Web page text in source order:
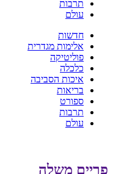
תרבות
עולם
חדשות
אלימות מגדרית
פוליטיקה
כלכלה
איכות הסביבה
בריאות
ספורט
תרבות
עולם
פריים משלה